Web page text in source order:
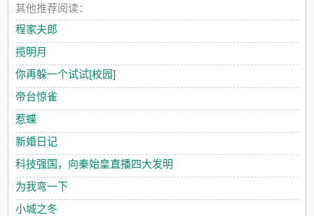
其他推荐阅读：
程家夫郎
揽明月
你再躲一个试试[校园]
帝台惊雀
惹蝶
新婚日记
科技强国，向秦始皇直播四大发明
为我弯一下
小城之冬